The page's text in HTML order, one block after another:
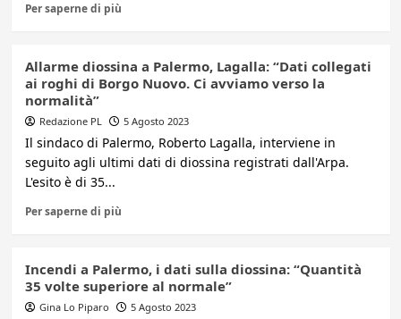
Per saperne di più
Allarme diossina a Palermo, Lagalla: “Dati collegati
ai roghi di Borgo Nuovo. Ci avviamo verso la
normalità”
Redazione PL 5 Agosto 2023
Il sindaco di Palermo, Roberto Lagalla, interviene in
seguito agli ultimi dati di diossina registrati dall'Arpa.
L'esito è di 35...
Per saperne di più
Incendi a Palermo, i dati sulla diossina: “Quantità
35 volte superiore al normale”
Gina Lo Piparo 5 Agosto 2023